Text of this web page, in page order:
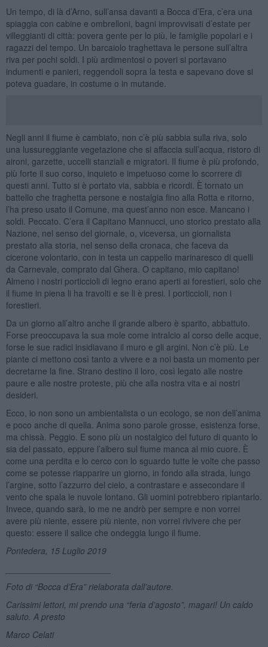
Un tempo, di là d’Arno, sull’ansa davanti a Bocca d’Era, c’era una
spiaggia con cabine e ombrelloni, bagni improvvisati d’estate per
villeggianti di città: povera gente per lo più, le famiglie popolari e i
ragazzi del tempo. Un barcaiolo traghettava le persone sull’altra
riva per pochi soldi. I più ardimentosi o poveri si portavano
indumenti e panieri, reggendoli sopra la testa e sapevano dove si
poteva guadare, in costume o in mutande.
Negli anni il fiume è cambiato, non c’è più sabbia sulla riva, solo
una lussureggiante vegetazione che si affaccia sull’acqua, ristoro di
aironi, garzette, uccelli stanziali e migratori. Il fiume è più profondo,
più forte il suo corso, inquieto e impetuoso come lo scorrere di
questi anni. Tutto si è portato via, sabbia e ricordi. È tornato un
battello che traghetta persone e nostalgia fino alla Rotta e ritorno,
l’ha preso usato il Comune, ma quest’anno non esce. Mancano i
soldi. Peccato. C’era il Capitano Mannucci, uno storico prestato alla
Nazione, nel senso del giornale, o, viceversa, un giornalista
prestato alla storia, nel senso della cronaca, che faceva da
cicerone volontario, con in testa un cappello marinaresco di quelli
da Carnevale, comprato dal Ghera. O capitano, mio capitano!
Almeno i nostri porticcioli di legno erano aperti ai forestieri, solo che
il fiume in piena li ha travolti e se li è presi. I porticcioli, non i
forestieri.
Da un giorno all’altro anche il grande albero è sparito, abbattuto.
Forse preoccupava la sua mole come intralcio al corso delle acque,
forse le sue radici insidiavano il muro e gli argini. Non c’è più. Le
piante ci mettono così tanto a vivere e a noi basta un momento per
decretarne la fine. Strano destino il loro, così legato alle nostre
paure e alle nostre proteste, più che alla nostra vita e ai nostri
desideri.
Ecco, io non sono un ambientalista o un ecologo, se non dell’anima
e poco anche di quella. Anima sono parole grosse, esistenza forse,
ma chissà. Peggio. E sono più un nostalgico del futuro di quanto lo
sia del passato, eppure l’albero sul fiume manca al mio cuore. È
come una perdita e lo cerco con lo sguardo tutte le volte che passo
come se potesse riapparire un giorno, in fondo alla strada, lungo
l’argine, sotto l’azzurro del cielo, a contrastare e assecondare il
vento che spala le nuvole lontano. Gli uomini potrebbero ripiantarlo.
Invece, quando sarà, io me ne andrò per sempre e non vorrei
avere più niente, essere più niente, non vorrei rivivere che per
questo: essere il salice che ondeggia lungo il fiume.
Pontedera, 15 Luglio 2019
Foto di “Bocca d’Era” rielaborata dall’autore.
Carissimi lettori, mi prendo una “feria d’agosto”, magari! Un caldo
saluto. A presto
Marco Celati